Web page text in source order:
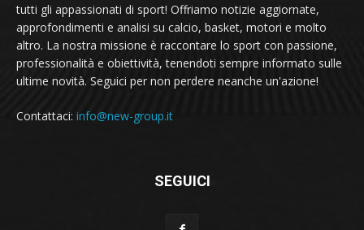
tutti gli appassionati di sport! Offriamo notizie aggiornate,
approfondimenti e analisi su calcio, basket, motori e molto
altro. La nostra missione è raccontare lo sport con passione,
professionalità e obiettività, tenendoti sempre informato sulle
ultime novità. Seguici per non perdere neanche un'azione!
Contattaci: info@new-group.it
SEGUICI